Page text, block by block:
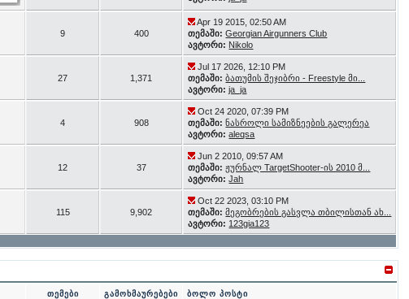
9 400
Apr 19 2015, 02:50 AM
თემაში: Georgian Airgunners Club
ავტორი: Nikolo
27 1,371
Jul 17 2026, 12:10 PM
თემაში: ბათუმის შეჯიბრი - Freestyle მი...
ავტორი: ja_ja
4 908
Oct 24 2020, 07:39 PM
თემაში: ნასროლი სამიზნეების გალერეა
ავტორი: aleqsa
12 37
Jun 2 2010, 09:57 AM
თემაში: ჟურნალ TargetShooter-ის 2010 მ...
ავტორი: Jah
115 9,902
Oct 22 2023, 03:10 PM
თემაში: მეგობრების გასვლა თბილისთან ახ...
ავტორი: 123gia123
თემები გამოხმაურებები ბოლო პოსტი